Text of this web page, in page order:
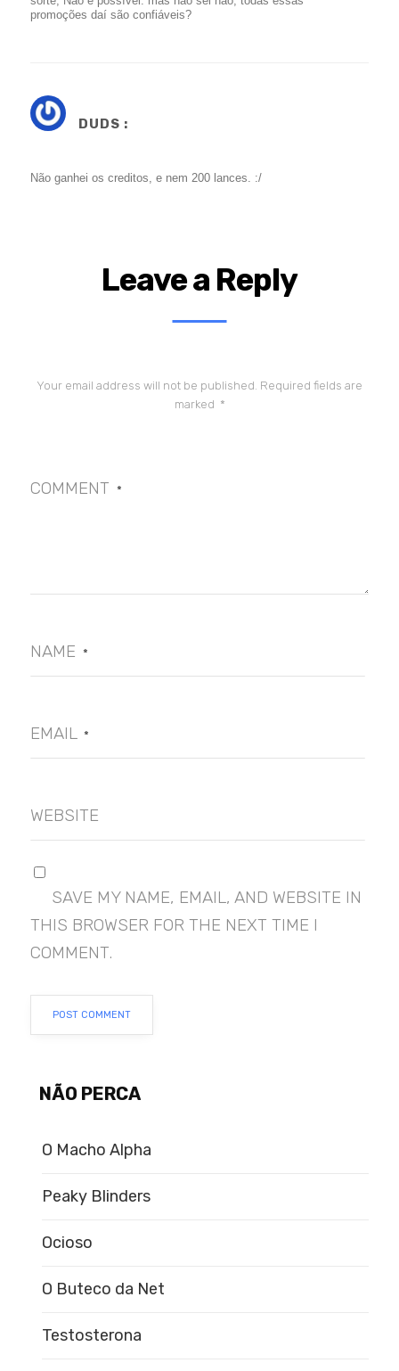
promoções daí são confiáveis?
DUDS :
Não ganhei os creditos, e nem 200 lances. :/
Leave a Reply
Your email address will not be published. Required fields are
marked *
COMMENT *
NAME *
EMAIL *
WEBSITE
SAVE MY NAME, EMAIL, AND WEBSITE IN
THIS BROWSER FOR THE NEXT TIME I
COMMENT.
NÃO PERCA
O Macho Alpha
Peaky Blinders
Ocioso
O Buteco da Net
Testosterona